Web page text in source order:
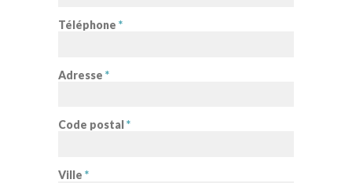
Téléphone *
Adresse *
Code postal *
Ville *